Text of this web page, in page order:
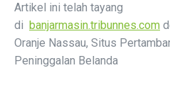
Artikel ini telah tayang
di banjarmasin.tribunnes.com
Oranje Nassau, Situs
Peninggalan Belanda